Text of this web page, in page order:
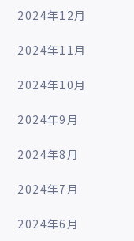
2024年12月
2024年11月
2024年10月
2024年9月
2024年8月
2024年7月
2024年6月